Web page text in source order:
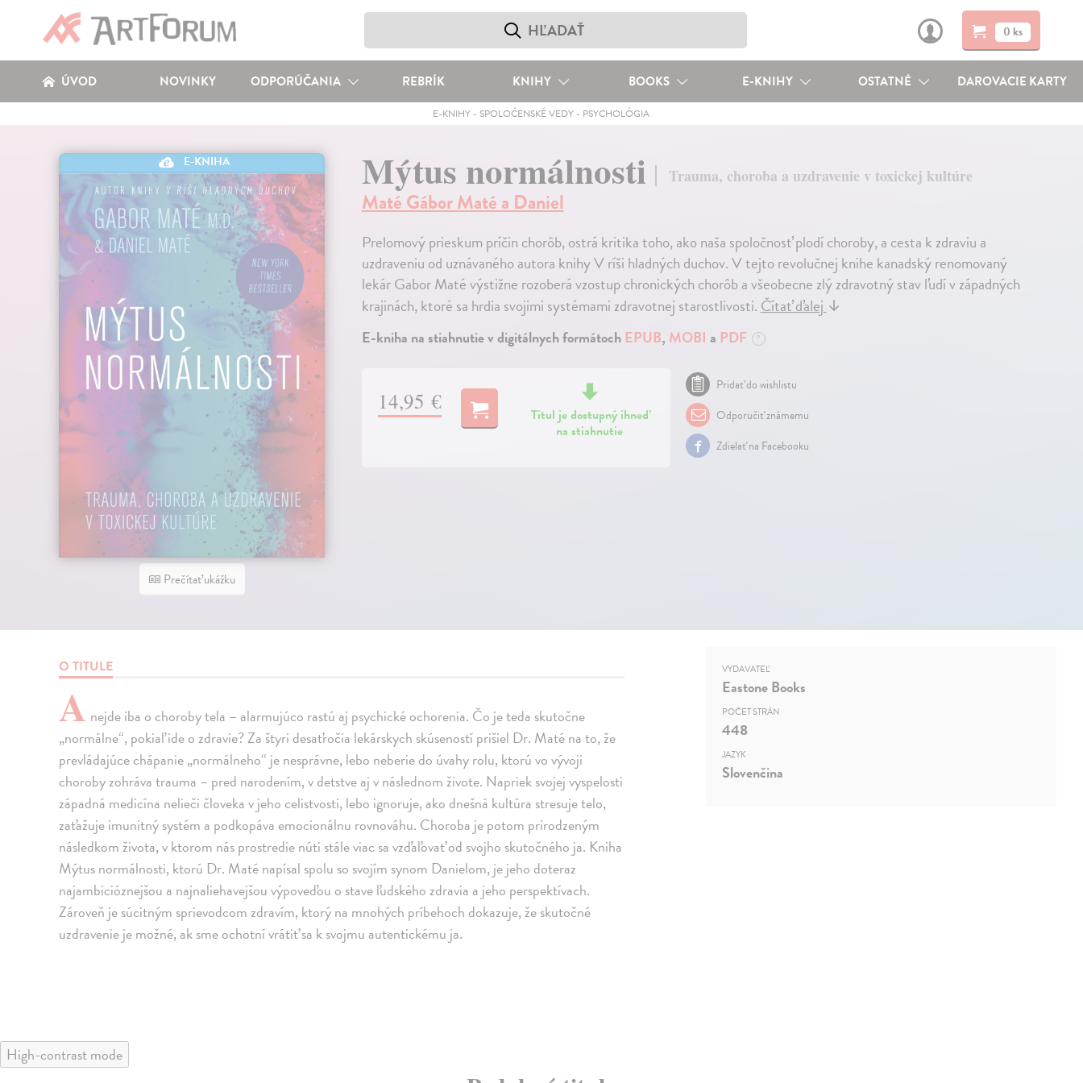
0 ks
ÚVOD NOVINKY ODPORÚČANIA REBRÍK KNIHY BOOKS E-KNIHY OSTATNÉ DAROVACIE KARTY
E-KNIHY - SPOLOČENSKÉ VEDY - PSYCHOLÓGIA
E-KNIHA
Prečítať ukážku
Mýtus normálnosti Trauma, choroba a uzdravenie v toxickej kultúre
Maté Gábor Maté a Daniel
Prelomový prieskum príčin chorôb, ostrá kritika toho, ako naša spoločnosť plodí choroby, a cesta k zdraviu a
uzdraveniu od uznávaného autora knihy V ríši hladných duchov. V tejto revolučnej knihe kanadský renomovaný
lekár Gabor Maté výstižne rozoberá vzostup chronických chorôb a všeobecne zlý zdravotný stav ľudí v západných
krajinách, ktoré sa hrdia svojimi systémami zdravotnej starostlivosti.Čítať ďalej↓
E-kniha na stiahnutie v digitálnych formátochEPUB, MOBI a PDF ?
14,95 €
Titul je dostupný ihneď
na stiahnutie
Pridať do wishlistu
Odporučiť známemu
Zdielať na Facebooku
O TITULE
A nejde iba o choroby tela – alarmujúco rastú aj psychické ochorenia. Čo je teda skutočne
„normálne“, pokiaľ ide o zdravie? Za štyri desaťročia lekárskych skúseností prišiel Dr. Maté na to, že
prevládajúce chápanie „normálneho“ je nesprávne, lebo neberie do úvahy rolu, ktorú vo vývoji
choroby zohráva trauma – pred narodením, v detstve aj v následnom živote. Napriek svojej vyspelosti
západná medicína nelieči človeka v jeho celistvosti, lebo ignoruje, ako dnešná kultúra stresuje telo,
zaťažuje imunitný systém a podkopáva emocionálnu rovnováhu. Choroba je potom prirodzeným
následkom života, v ktorom nás prostredie núti stále viac sa vzďaľovať od svojho skutočného ja. Kniha
Mýtus normálnosti, ktorú Dr. Maté napísal spolu so svojím synom Danielom, je jeho doteraz
najambicióznejšou a najnaliehavejšou výpoveďou o stave ľudského zdravia a jeho perspektívach.
Zároveň je súcitným sprievodcom zdravím, ktorý na mnohých príbehoch dokazuje, že skutočné
uzdravenie je možné, ak sme ochotní vrátiť sa k svojmu autentickému ja.
VYDAVATEĽ
Eastone Books
POČET STRÁN
448
JAZYK
Slovenčina
High-contrast mode